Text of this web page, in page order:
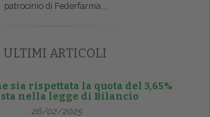
patrocinio di Federfarma...
ULTIMI ARTICOLI
sia rispettata la quota del 3,65%
nella legge di Bilancio
26/02/2025